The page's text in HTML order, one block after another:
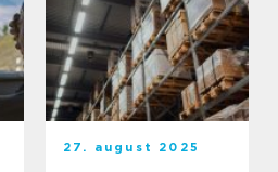
27. august 2025